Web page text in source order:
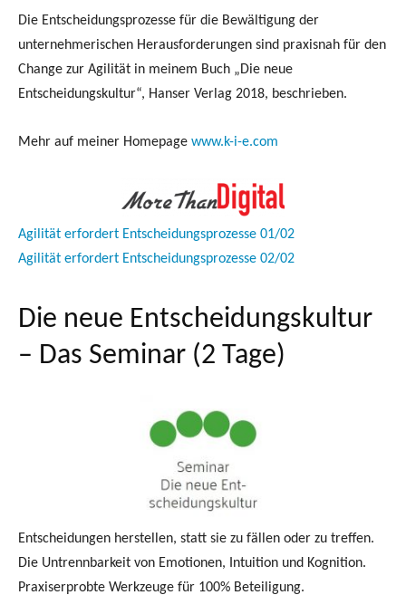
Die Entscheidungsprozesse für die Bewältigung der
unternehmerischen Herausforderungen sind praxisnah für den
Change zur Agilität in meinem Buch „Die neue
Entscheidungskultur“, Hanser Verlag 2018, beschrieben.
Mehr auf meiner Homepage www.k-i-e.com
Agilität erfordert Entscheidungsprozesse 01/02
Agilität erfordert Entscheidungsprozesse 02/02
Die neue Entscheidungskultur
– Das Seminar (2 Tage)
Entscheidungen herstellen, statt sie zu fällen oder zu treffen.
Die Untrennbarkeit von Emotionen, Intuition und Kognition.
Praxiserprobte Werkzeuge für 100% Beteiligung.